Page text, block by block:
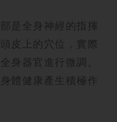
是全身神經的指揮
皮上的穴位，實際
身器官進行微調。
體健康產生積極作